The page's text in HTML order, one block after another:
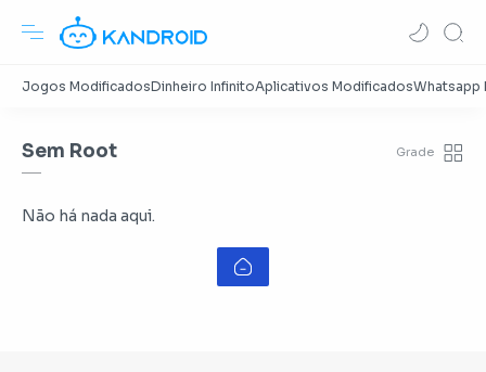
Sem Root
Não há nada aqui.